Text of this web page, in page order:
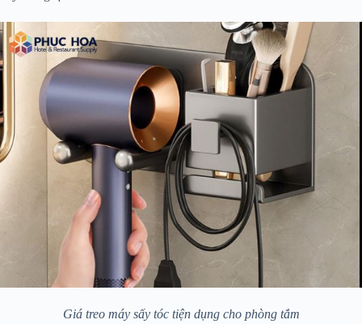
Giá treo máy sấy tóc tiện dụng cho phòng tắm